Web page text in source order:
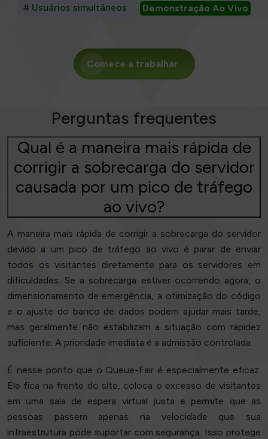
# Usuários simultâneos Demonstração Ao Vivo
Comece a trabalhar
Perguntas frequentes
Qual é a maneira mais rápida de
corrigir a sobrecarga do servidor
causada por um pico de tráfego
ao vivo?
A maneira mais rápida de corrigir a sobrecarga do servidor
devido a um pico de tráfego ao vivo é parar de enviar
todos os visitantes diretamente para os servidores em
dificuldades. Se a sobrecarga estiver ocorrendo agora, o
dimensionamento de emergência, a otimização do código
e o ajuste do banco de dados podem ajudar mais tarde,
mas geralmente não estabilizam a situação com rapidez
suficiente. A prioridade imediata é a admissão controlada.
É nesse ponto que o Queue-Fair é especialmente eficaz.
Ele fica na frente do site, coloca o excesso de visitantes
em uma sala de espera virtual justa e permite que as
pessoas passem apenas na velocidade que sua
infraestrutura pode suportar com segurança. Isso protege